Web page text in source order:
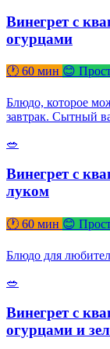
Винегрет с
огурцами
🕐 60 мин 😊
Блюдо, которое
завтрак. Сытный
🥗
Винегрет с
луком
🕐 60 мин 😊
Блюдо для
🥗
Винегрет с
огурцами и